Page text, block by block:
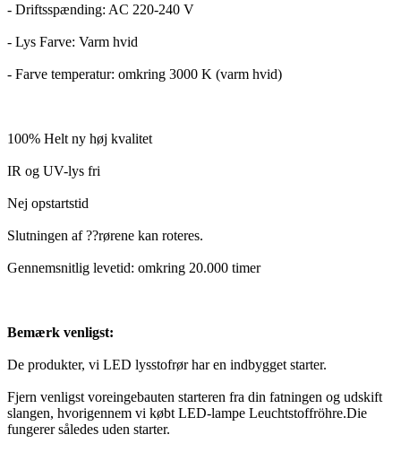
- Driftsspænding: AC 220-240 V
- Lys Farve: Varm hvid
- Farve temperatur: omkring 3000 K (varm hvid)
100% Helt ny høj kvalitet
IR og UV-lys fri
Nej opstartstid
Slutningen af ??rørene kan roteres.
Gennemsnitlig levetid: omkring 20.000 timer
Bemærk venligst:
De produkter, vi LED lysstofrør har en indbygget starter.
Fjern venligst voreingebauten starteren fra din fatningen og udskift
slangen, hvorigennem vi købt LED-lampe Leuchtstoffröhre.Die
fungerer således uden starter.